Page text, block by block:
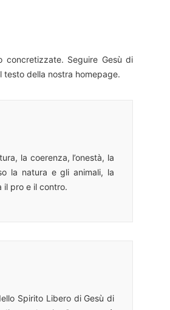
concretizzate. Seguire Gesù di
della nostra homepage.
la coerenza, l’onestà, la
la natura e gli animali, la
il pro e il contro.
Spirito Libero di Gesù di